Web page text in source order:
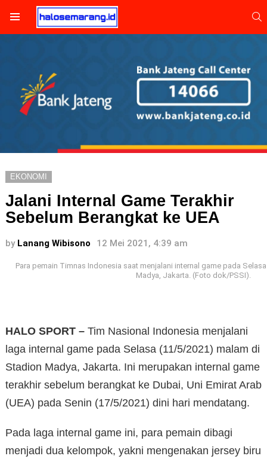
EKONOMI
Jalani Internal Game Terakhir
Sebelum Berangkat ke UEA
by Lanang Wibisono 12 Mei 2021, 4:39 am
Para pemain Timnas Indonesia saat menjalani internal game pada
Madya, Jakarta. (Foto dok/PSSI).
HALO SPORT – Tim Nasional Indonesia menjalani
laga internal game pada Selasa (11/5/2021) malam di
Stadion Madya, Jakarta. Ini merupakan internal game
terakhir sebelum berangkat ke Dubai, Uni Emirat Arab
(UEA) pada Senin (17/5/2021) dini hari mendatang.
Pada laga internal game ini, para pemain dibagi
menjadi dua kelompok, yakni mengenakan jersey biru